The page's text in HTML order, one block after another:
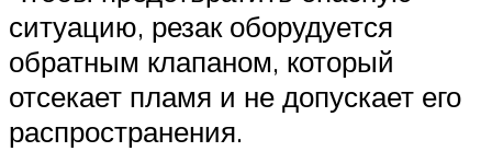
ситуацию, резак оборудуется
обратным клапаном, который
отсекает пламя и не допускает его
распространения.